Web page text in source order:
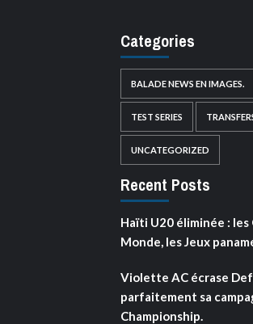
Categories
BALADE NEWS EN IMAGES.
TEST SERIES
UNCATEGORIZED
Recent Posts
Haïti U20 éliminée :
Monde, les Jeux
Violette AC écrase
parfaitement sa
Championship.